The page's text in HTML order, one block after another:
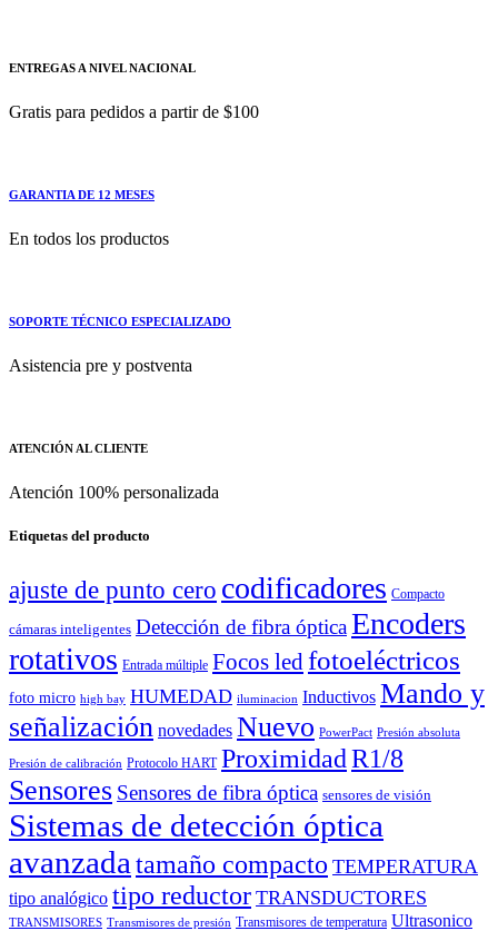
ENTREGAS A NIVEL NACIONAL
Gratis para pedidos a partir de $100
GARANTIA DE 12 MESES
En todos los productos
SOPORTE TÉCNICO ESPECIALIZADO
Asistencia pre y postventa
ATENCIÓN AL CLIENTE
Atención 100% personalizada
Etiquetas del producto
ajuste de punto cero codificadores Compacto
cámaras inteligentes Detección de fibra ópticaEncoders
rotativos Entrada múltiple Focos led fotoeléctricos
foto micro high bay HUMEDAD iluminacion Inductivos Mando y
señalización novedades Nuevo PowerPact Presión absoluta
Presión de calibración Protocolo HART ProximidadR1/8
Sensores Sensores de fibra óptica sensores de visión
Sistemas de detección óptica
avanzada tamaño compacto TEMPERATURA
tipo analógico tipo reductor TRANSDUCTORES
TRANSMISORES Transmisores de presión Transmisores de temperatura Ultrasonico